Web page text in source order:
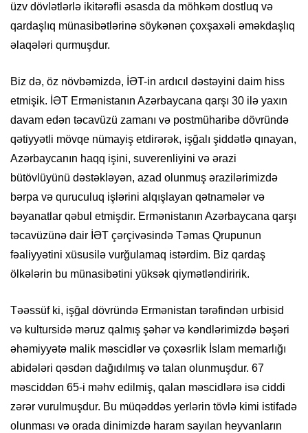
üzv dövlətlərlə ikitərəfli əsasda da möhkəm dostluq və
qardaşlıq münasibətlərinə söykənən çoxşaxəli əməkdaşlıq
əlaqələri qurmuşdur.
Biz də, öz növbəmizdə, İƏT-in ardıcıl dəstəyini daim hiss
etmişik. İƏT Ermənistanın Azərbaycana qarşı 30 ilə yaxın
davam edən təcavüzü zamanı və postmüharibə dövründə
qətiyyətli mövqe nümayiş etdirərək, işğalı şiddətlə qınayan,
Azərbaycanın haqq işini, suverenliyini və ərazi
bütövlüyünü dəstəkləyən, azad olunmuş ərazilərimizdə
bərpa və quruculuq işlərini alqışlayan qətnamələr və
bəyanatlar qəbul etmişdir. Ermənistanın Azərbaycana qarşı
təcavüzünə dair İƏT çərçivəsində Təmas Qrupunun
fəaliyyətini xüsusilə vurğulamaq istərdim. Biz qardaş
ölkələrin bu münasibətini yüksək qiymətləndiririk.
Təəssüf ki, işğal dövründə Ermənistan tərəfindən urbisid
və kultursidə məruz qalmış şəhər və kəndlərimizdə bəşəri
əhəmiyyətə malik məscidlər və çoxəsrlik İslam memarlığı
abidələri qəsdən dağıdılmış və talan olunmuşdur. 67
məsciddən 65-i məhv edilmiş, qalan məscidlərə isə ciddi
zərər vurulmuşdur. Bu müqəddəs yerlərin tövlə kimi istifadə
olunması və orada dinimizdə haram sayılan heyvanların